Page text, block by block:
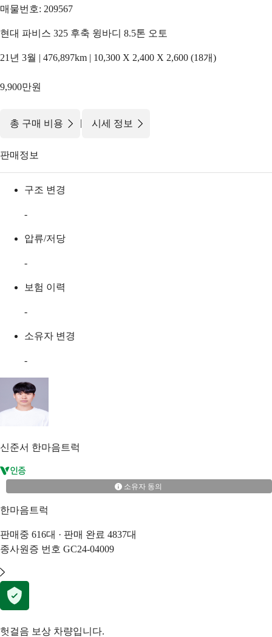
매물번호: 209567
현대 파비스 325 후축 윙바디 8.5톤 오토
21년 3월 | 476,897km | 10,300 X 2,400 X 2,600 (18개)
9,900만원
총 구매 비용 | 시세 정보
판매정보
구조 변경
-
압류/저당
-
보험 이력
-
소유자 변경
-
신준서 한마음트럭
소유자 동의
한마음트럭
판매중 616대 · 판매 완료 4837대
종사원증 번호 GC24-04009
헛걸음 보상 차량입니다.